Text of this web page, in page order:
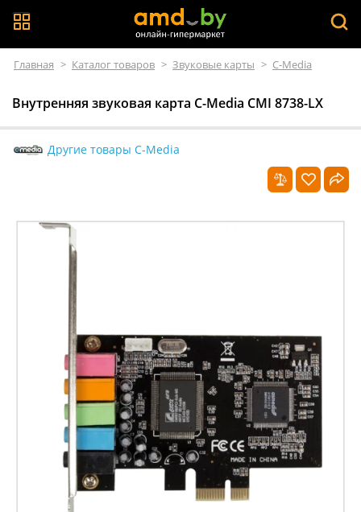
Главная > Каталог товаров > Звуковые карты > C-Media
Внутренняя звуковая карта C-Media CMI 8738-LX
Другие товары C-Media